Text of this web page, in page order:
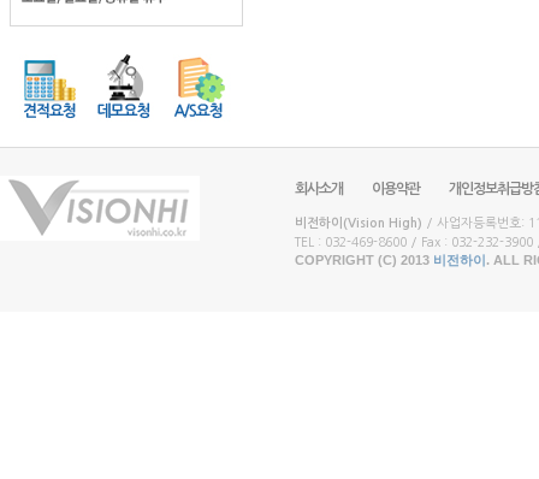
회사소개 이용약관 개인정보취급방
비전하이(Vision High) / 사업자등록번호:
TEL : 032-469-8600 / Fax : 032-232-
COPYRIGHT (C) 2013 비전하이. ALL